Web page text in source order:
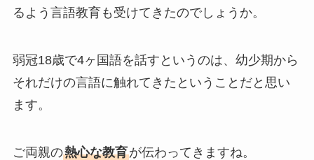
るよう言語教育も受けてきたのでしょうか。
弱冠18歳で4ヶ国語を話すというのは、幼少期から
それだけの言語に触れてきたということだと思い
ます。
ご両親の熱心な教育が伝わってきますね。